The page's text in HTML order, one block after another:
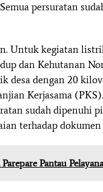
persuratan
Untuk kegiatan
dan Kehutanan
desa dengan 20
Kerjasama
sudah dipenuhi
terhadap
Pantau